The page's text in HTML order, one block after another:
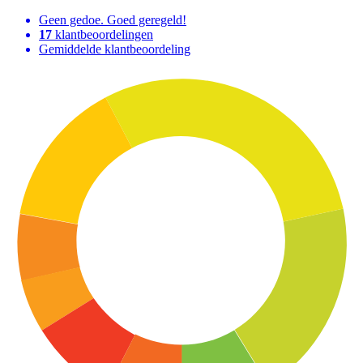
Geen gedoe. Goed geregeld!
17 klantbeoordelingen
Gemiddelde klantbeoordeling